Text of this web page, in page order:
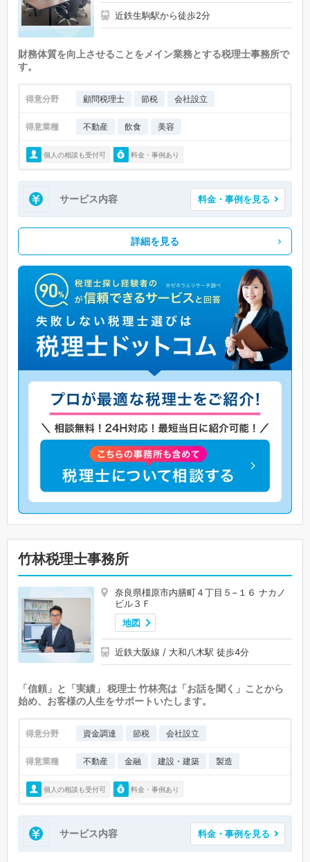
近鉄生駒駅から徒歩2分
財務体質を向上させることをメイン業務とする税理士事務所で
す。
得意分野 顧問税理士 節税 会社設立
得意業種 不動産 飲食 美容
個人の相談も受付可 料金・事例あり
サービス内容 料金・事例を見る
詳細を見る
竹林税理士事務所
奈良県橿原市内膳町４丁目５−１６ ナカノ
ビル３Ｆ
地図
近鉄大阪線 / 大和八木駅 徒歩4分
「信頼」と「実績」 税理士 竹林亮は「お話を聞く」ことから
始め、お客様の人生をサポートいたします。
得意分野 資金調達 節税 会社設立
得意業種 不動産 金融 建設・建築 製造
個人の相談も受付可 料金・事例あり
サービス内容 料金・事例を見る